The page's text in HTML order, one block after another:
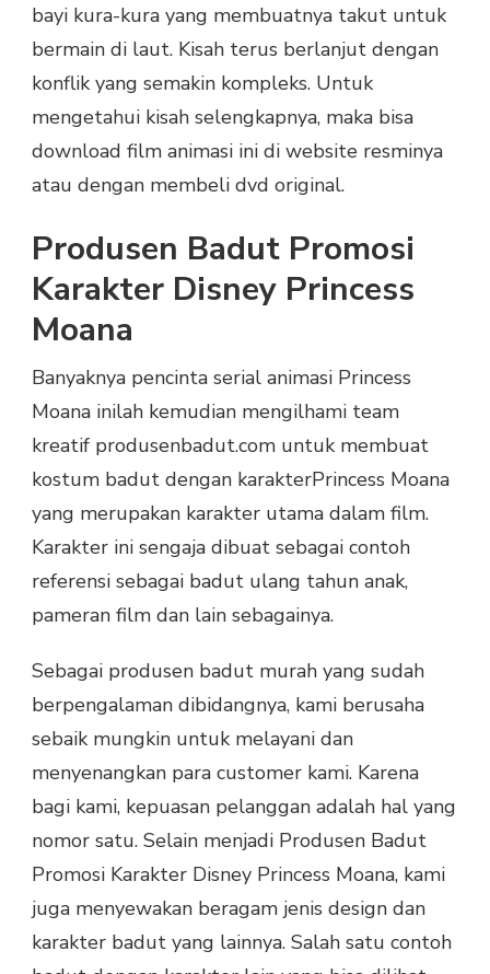
bayi kura-kura yang membuatnya takut untuk
bermain di laut. Kisah terus berlanjut dengan
konflik yang semakin kompleks. Untuk
mengetahui kisah selengkapnya, maka bisa
download film animasi ini di website resminya
atau dengan membeli dvd original.
Produsen Badut Promosi
Karakter Disney Princess
Moana
Banyaknya pencinta serial animasi Princess
Moana inilah kemudian mengilhami team
kreatif produsenbadut.com untuk membuat
kostum badut dengan karakterPrincess Moana
yang merupakan karakter utama dalam film.
Karakter ini sengaja dibuat sebagai contoh
referensi sebagai badut ulang tahun anak,
pameran film dan lain sebagainya.
Sebagai produsen badut murah yang sudah
berpengalaman dibidangnya, kami berusaha
sebaik mungkin untuk melayani dan
menyenangkan para customer kami. Karena
bagi kami, kepuasan pelanggan adalah hal yang
nomor satu. Selain menjadi Produsen Badut
Promosi Karakter Disney Princess Moana, kami
juga menyewakan beragam jenis design dan
karakter badut yang lainnya. Salah satu contoh